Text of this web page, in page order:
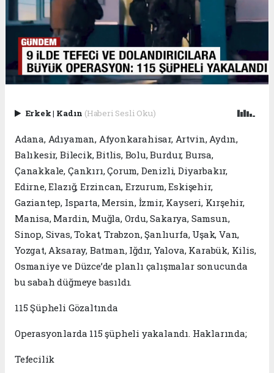
Erkek| Kadın (Haberi Sesli Oku)
Adana, Adıyaman, Afyonkarahisar, Artvin, Aydın,
Balıkesir, Bilecik, Bitlis, Bolu, Burdur, Bursa,
Çanakkale, Çankırı, Çorum, Denizli, Diyarbakır,
Edirne, Elazığ, Erzincan, Erzurum, Eskişehir,
Gaziantep, Isparta, Mersin, İzmir, Kayseri, Kırşehir,
Manisa, Mardin, Muğla, Ordu, Sakarya, Samsun,
Sinop, Sivas, Tokat, Trabzon, Şanlıurfa, Uşak, Van,
Yozgat, Aksaray, Batman, Iğdır, Yalova, Karabük, Kilis,
Osmaniye ve Düzce’de planlı çalışmalar sonucunda
bu sabah düğmeye basıldı.
115 Şüpheli Gözaltında
Operasyonlarda 115 şüpheli yakalandı. Haklarında;
Tefecilik